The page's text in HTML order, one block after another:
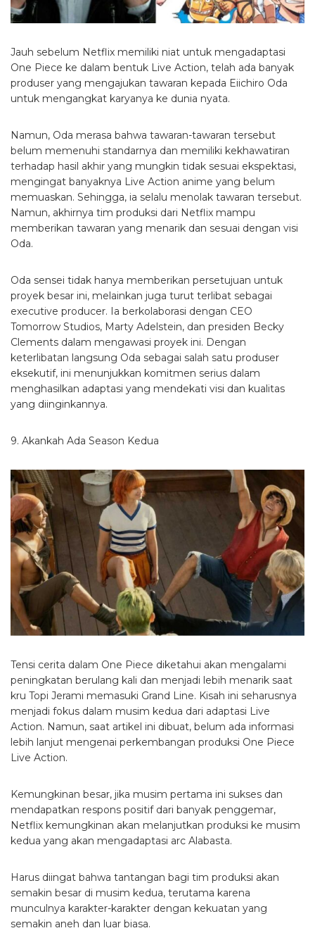
Jauh sebelum Netflix memiliki niat untuk mengadaptasi
One Piece ke dalam bentuk Live Action, telah ada banyak
produser yang mengajukan tawaran kepada Eiichiro Oda
untuk mengangkat karyanya ke dunia nyata.
Namun, Oda merasa bahwa tawaran-tawaran tersebut
belum memenuhi standarnya dan memiliki kekhawatiran
terhadap hasil akhir yang mungkin tidak sesuai ekspektasi,
mengingat banyaknya Live Action anime yang belum
memuaskan. Sehingga, ia selalu menolak tawaran tersebut.
Namun, akhirnya tim produksi dari Netflix mampu
memberikan tawaran yang menarik dan sesuai dengan visi
Oda.
Oda sensei tidak hanya memberikan persetujuan untuk
proyek besar ini, melainkan juga turut terlibat sebagai
executive producer. Ia berkolaborasi dengan CEO
Tomorrow Studios, Marty Adelstein, dan presiden Becky
Clements dalam mengawasi proyek ini. Dengan
keterlibatan langsung Oda sebagai salah satu produser
eksekutif, ini menunjukkan komitmen serius dalam
menghasilkan adaptasi yang mendekati visi dan kualitas
yang diinginkannya.
9. Akankah Ada Season Kedua
Tensi cerita dalam One Piece diketahui akan mengalami
peningkatan berulang kali dan menjadi lebih menarik saat
kru Topi Jerami memasuki Grand Line. Kisah ini seharusnya
menjadi fokus dalam musim kedua dari adaptasi Live
Action. Namun, saat artikel ini dibuat, belum ada informasi
lebih lanjut mengenai perkembangan produksi One Piece
Live Action.
Kemungkinan besar, jika musim pertama ini sukses dan
mendapatkan respons positif dari banyak penggemar,
Netflix kemungkinan akan melanjutkan produksi ke musim
kedua yang akan mengadaptasi arc Alabasta.
Harus diingat bahwa tantangan bagi tim produksi akan
semakin besar di musim kedua, terutama karena
munculnya karakter-karakter dengan kekuatan yang
semakin aneh dan luar biasa.